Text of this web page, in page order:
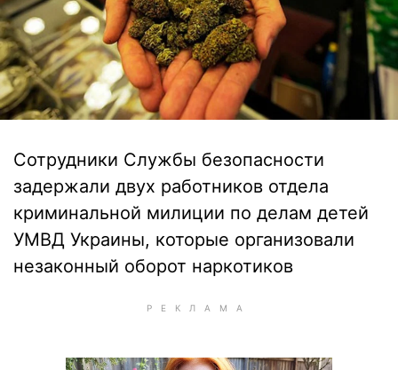
Сотрудники Службы безопасности
задержали двух работников отдела
криминальной милиции по делам детей
УМВД Украины, которые организовали
незаконный оборот наркотиков